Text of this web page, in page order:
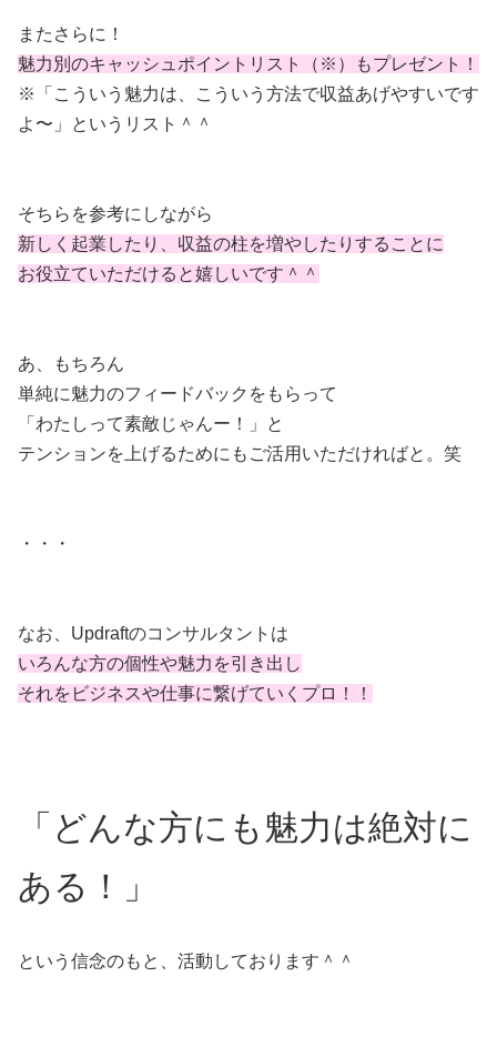
またさらに！
魅力別のキャッシュポイントリスト（※）もプレゼント！
※「こういう魅力は、こういう方法で収益あげやすいです
よ〜」というリスト＾＾
そちらを参考にしながら
新しく起業したり、収益の柱を増やしたりすることに
お役立ていただけると嬉しいです＾＾
あ、もちろん
単純に魅力のフィードバックをもらって
「わたしって素敵じゃんー！」と
テンションを上げるためにもご活用いただければと。笑
・・・
なお、Updraftのコンサルタントは
いろんな方の個性や魅力を引き出し
それをビジネスや仕事に繋げていくプロ！！
「どんな方にも魅力は絶対に
ある！」
という信念のもと、活動しております＾＾